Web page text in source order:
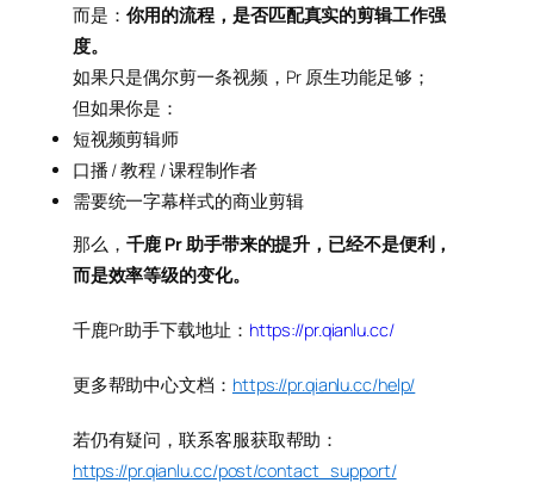
而是： 你用的流程，是否匹配真实的剪辑工作强
度。
如果只是偶尔剪一条视频，Pr 原生功能足够；
但如果你是：
短视频剪辑师
口播 / 教程 / 课程制作者
需要统一字幕样式的商业剪辑
那么， 千鹿 Pr 助手带来的提升，已经不是便利，
而是效率等级的变化。
千鹿Pr助手下载地址： https://pr.qianlu.cc/
更多帮助中心文档： https://pr.qianlu.cc/help/
若仍有疑问，联系客服获取帮助：
https://pr.qianlu.cc/post/contact_support/